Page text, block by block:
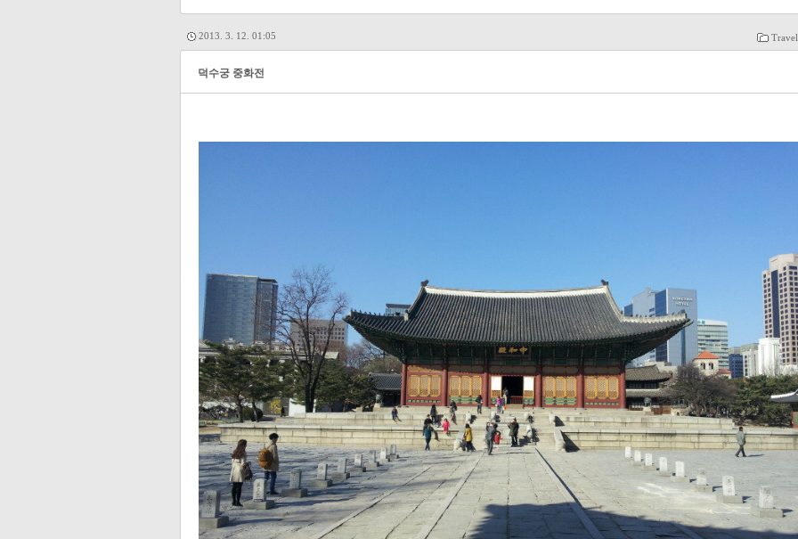
2013. 3. 12. 01:05
덕수궁 중화전